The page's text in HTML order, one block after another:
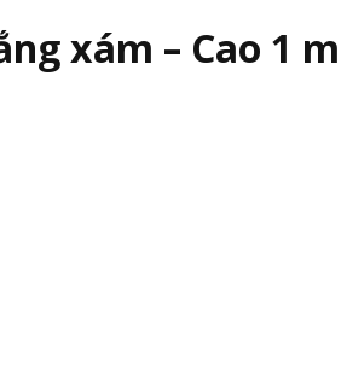
xám – Cao 1 m